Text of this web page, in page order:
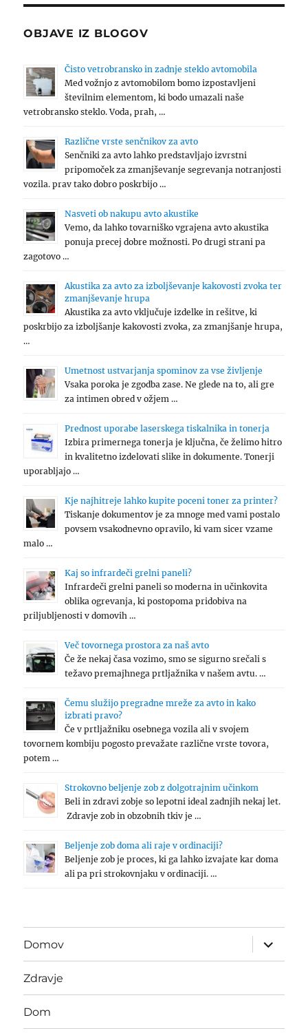
OBJAVE IZ BLOGOV
Čisto vetrobransko in zadnje steklo avtomobila
Med vožnjo z avtomobilom bomo izpostavljeni
številnim elementom, ki bodo umazali naše
vetrobransko steklo. Voda, prah, …
Različne vrste senčnikov za avto
Senčniki za avto lahko predstavljajo izvrstni
pripomoček za zmanjševanje segrevanja notranjosti
vozila. prav tako dobro poskrbijo …
Nasveti ob nakupu avto akustike
Vemo, da lahko tovarniško vgrajena avto akustika
ponuja precej dobre možnosti. Po drugi strani pa
zagotovo …
Akustika za avto za izboljševanje kakovosti zvoka ter
zmanjševanje hrupa
Akustika za avto vključuje izdelke in rešitve, ki
poskrbijo za izboljšanje kakovosti zvoka, za zmanjšanje hrupa,
…
Umetnost ustvarjanja spominov za vse življenje
Vsaka poroka je zgodba zase. Ne glede na to, ali gre
za intimen obred v ožjem …
Prednost uporabe laserskega tiskalnika in tonerja
Izbira primernega tonerja je ključna, če želimo hitro
in kvalitetno izdelovati slike in dokumente. Tonerji
uporabljajo …
Kje najhitreje lahko kupite poceni toner za printer?
Tiskanje dokumentov je za mnoge med vami postalo
povsem vsakodnevno opravilo, ki vam sicer vzame
malo …
Kaj so infrardeči grelni paneli?
Infrardeči grelni paneli so moderna in učinkovita
oblika ogrevanja, ki postopoma pridobiva na
priljubljenosti v domovih …
Več tovornega prostora za naš avto
Če že nekaj časa vozimo, smo se sigurno srečali s
težavo premajhnega prtljažnika v našem avtu. …
Čemu služijo pregradne mreže za avto in kako
izbrati pravo?
Če v prtljažniku osebnega vozila ali v svojem
tovornem kombiju pogosto prevažate različne vrste tovora,
potem …
Strokovno beljenje zob z dolgotrajnim učinkom
Beli in zdravi zobje so lepotni ideal zadnjih nekaj let.
Zdravje zob in obzobnih tkiv je …
Beljenje zob doma ali raje v ordinaciji?
Beljenje zob je proces, ki ga lahko izvajate kar doma
ali pa pri strokovnjaku v ordinaciji. …
Domov
expand
child
menu
Zdravje
Dom